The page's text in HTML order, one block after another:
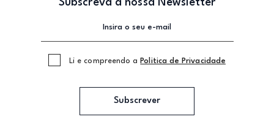
Subscreva a nossa Newsletter
Li e compreendo a Politica de Privacidade
Subscrever